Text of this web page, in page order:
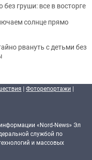
без груши: все в восторге
солнце прямо
рвануть с детьми без
| Фоторепортажи |
«Nord-News» Эл
службой по
и массовых